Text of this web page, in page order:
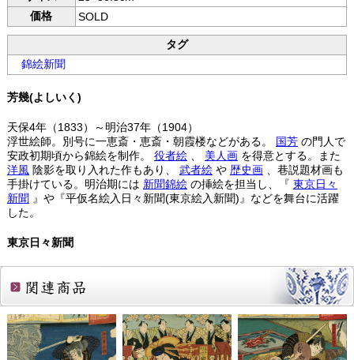
価格
SOLD
タグ
錦絵新聞
芳幾(よしいく)
天保4年（1833）～明治37年（1904）
浮世絵師。別号に一恵斎・恵斎・朝霞楼などがある。 国芳の門人で
安政初期頃から錦絵を制作。 役者絵、 美人画を得意とする。また
洋風陰影を取り入れた作もあり、 武者絵や 歴史画、巷説題材画も
手掛けている。明治期には 新聞錦絵の挿絵を担当し、『 東京日々
新聞 』や『平仮名絵入日々新聞(東京絵入新聞)』などを舞台に活躍
した。
東京日々新聞
関連商品